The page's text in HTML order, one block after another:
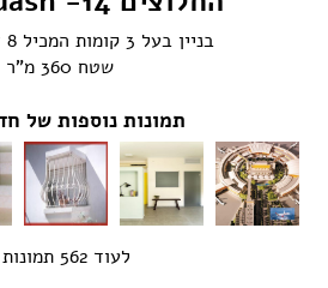
בניין בעל 3 קומות המכיל 8 דירות בוטיק
שטח 360 מ"ר
תמונות נוספות של
לעוד 562 תמונות